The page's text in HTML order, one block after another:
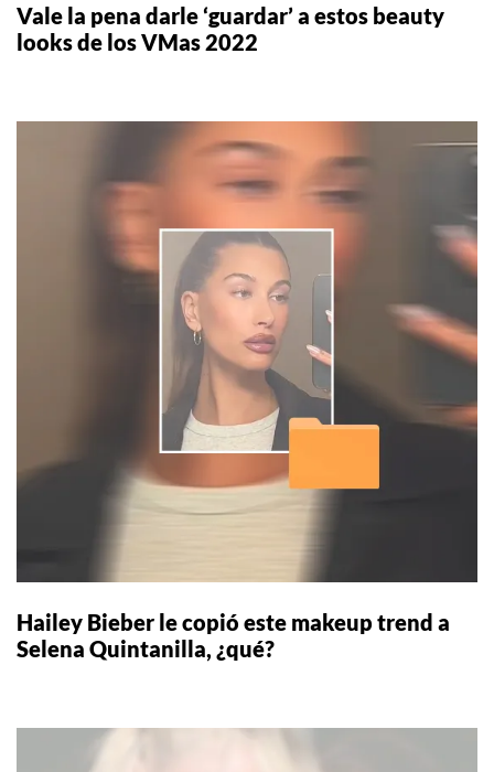
Vale la pena darle ‘guardar’ a estos beauty
looks de los VMas 2022
Hailey Bieber le copió este makeup trend a
Selena Quintanilla, ¿qué?